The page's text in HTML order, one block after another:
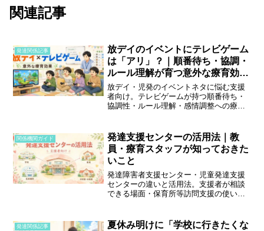
関連記事
発達関係記事
放デイのイベントにテレビゲーム
は「アリ」？｜順番待ち・協調・
ルール理解が育つ意外な療育効果
と実践のコツ
放デイ・児発のイベントネタに悩む支援
者向け。テレビゲームが持つ順番待ち・
協調性・ルール理解・感情調整への療育
線で解説します。
関係機関ガイド
発達支援センターの活用法｜教
員・療育スタッフが知っておきた
いこと
発達障害者支援センター・児童発達支援
センターの違いと活用法。支援者が相談
できる場面・保育所等訪問支援の使い
発達関係記事
夏休み明けに「学校に行きたくな